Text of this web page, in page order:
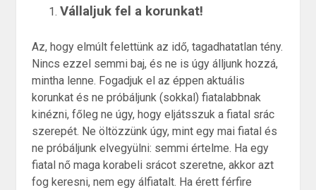
Vállaljuk fel a korunkat!
Az, hogy elmúlt felettünk az idő, tagadhatatlan tény.
Nincs ezzel semmi baj, és ne is úgy álljunk hozzá,
mintha lenne. Fogadjuk el az éppen aktuális
korunkat és ne próbáljunk (sokkal) fiatalabbnak
kinézni, főleg ne úgy, hogy eljátsszuk a fiatal srác
szerepét. Ne öltözzünk úgy, mint egy mai fiatal és
ne próbáljunk elvegyülni: semmi értelme. Ha egy
fiatal nő maga korabeli srácot szeretne, akkor azt
fog keresni, nem egy álfiatalt. Ha érett férfire